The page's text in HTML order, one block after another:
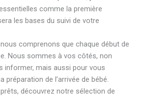
comme la première
les bases du suivi de votre
comprenons que chaque début de
Nous sommes à vos côtés, non
informer, mais aussi pour vous
préparation de l’arrivée de bébé.
découvrez notre sélection de